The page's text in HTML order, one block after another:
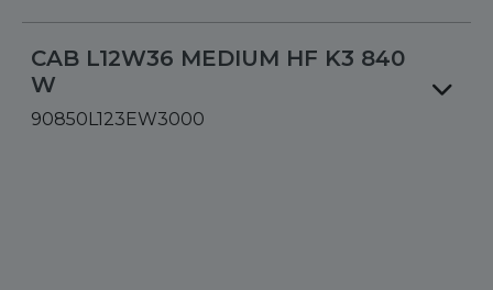
CAB L12W36 MEDIUM HF K3 840
W
90850L123EW3000